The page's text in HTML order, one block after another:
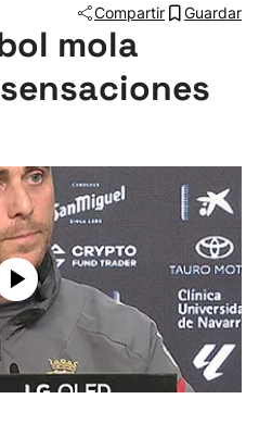
Compartir Guardar
mola